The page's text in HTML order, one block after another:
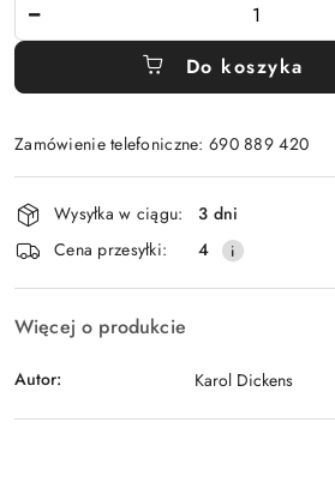
Do koszyka
Zamówienie telefoniczne: 690 889 420
Wyślij
Dostępność
i
dostawa
Wysyłka w ciągu:
3 dni
Cena przesyłki:
4
Więcej o produkcie
Autor: Karol Dickens